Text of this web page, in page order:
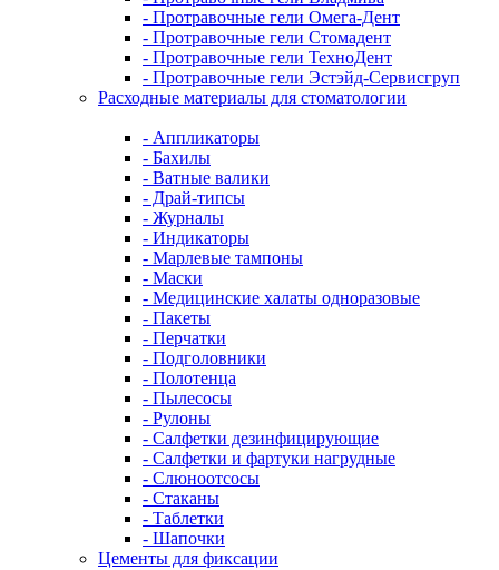
- Протравочные гели Омега-Дент
- Протравочные гели Стомадент
- Протравочные гели ТехноДент
- Протравочные гели Эстэйд-Сервисгруп
Расходные материалы для стоматологии
- Аппликаторы
- Бахилы
- Ватные валики
- Драй-типсы
- Журналы
- Индикаторы
- Марлевые тампоны
- Маски
- Медицинские халаты одноразовые
- Пакеты
- Перчатки
- Подголовники
- Полотенца
- Пылесосы
- Рулоны
- Салфетки дезинфицирующие
- Салфетки и фартуки нагрудные
- Слюноотсосы
- Стаканы
- Таблетки
- Шапочки
Цементы для фиксации